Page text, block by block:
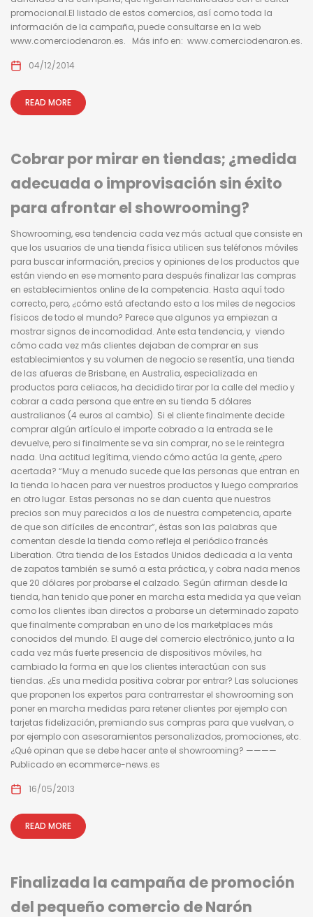
promocional.El listado de estos comercios, así como toda la
información de la campaña, puede consultarse en la web
www.comerciodenaron.es. Más info en: www.comerciodenaron.es.
04/12/2014
READ MORE
Cobrar por mirar en tiendas; ¿medida
adecuada o improvisación sin éxito
para afrontar el showrooming?
Showrooming, esa tendencia cada vez más actual que consiste en
que los usuarios de una tienda física utilicen sus teléfonos móviles
para buscar información, precios y opiniones de los productos que
están viendo en ese momento para después finalizar las compras
en establecimientos online de la competencia. Hasta aquí todo
correcto, pero, ¿cómo está afectando esto a los miles de negocios
físicos de todo el mundo? Parece que algunos ya empiezan a
mostrar signos de incomodidad. Ante esta tendencia, y viendo
cómo cada vez más clientes dejaban de comprar en sus
establecimientos y su volumen de negocio se resentía, una tienda
de las afueras de Brisbane, en Australia, especializada en
productos para celiacos, ha decidido tirar por la calle del medio y
cobrar a cada persona que entre en su tienda 5 dólares
australianos (4 euros al cambio). Si el cliente finalmente decide
comprar algún artículo el importe cobrado a la entrada se le
devuelve, pero si finalmente se va sin comprar, no se le reintegra
nada. Una actitud legítima, viendo cómo actúa la gente, ¿pero
acertada? “Muy a menudo sucede que las personas que entran en
la tienda lo hacen para ver nuestros productos y luego comprarlos
en otro lugar. Estas personas no se dan cuenta que nuestros
precios son muy parecidos a los de nuestra competencia, aparte
de que son difíciles de encontrar”, éstas son las palabras que
comentan desde la tienda como refleja el periódico francés
Liberation. Otra tienda de los Estados Unidos dedicada a la venta
de zapatos también se sumó a esta práctica, y cobra nada menos
que 20 dólares por probarse el calzado. Según afirman desde la
tienda, han tenido que poner en marcha esta medida ya que veían
como los clientes iban directos a probarse un determinado zapato
que finalmente compraban en uno de los marketplaces más
conocidos del mundo. El auge del comercio electrónico, junto a la
cada vez más fuerte presencia de dispositivos móviles, ha
cambiado la forma en que los clientes interactúan con sus
tiendas. ¿Es una medida positiva cobrar por entrar? Las soluciones
que proponen los expertos para contrarrestar el showrooming son
poner en marcha medidas para retener clientes por ejemplo con
tarjetas fidelización, premiando sus compras para que vuelvan, o
por ejemplo con asesoramientos personalizados, promociones, etc.
¿Qué opinan que se debe hacer ante el showrooming? ————
Publicado en ecommerce-news.es
16/05/2013
READ MORE
Finalizada la campaña de promoción
del pequeño comercio de Narón